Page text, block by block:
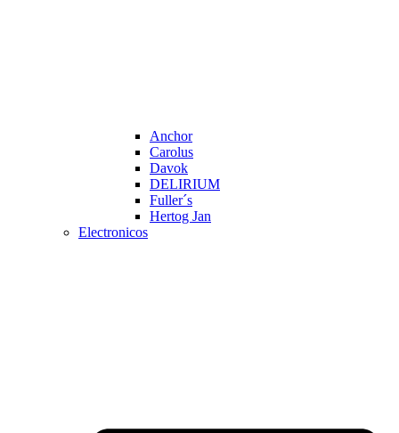
Anchor
Carolus
Davok
DELIRIUM
Fuller´s
Hertog Jan
Electronicos